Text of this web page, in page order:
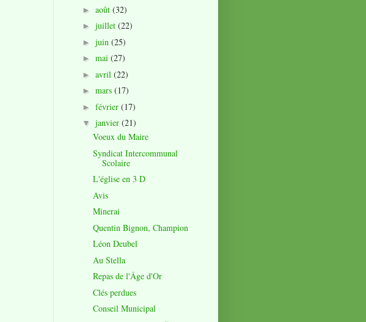
► août (32)
► juillet (22)
► juin (25)
► mai (27)
► avril (22)
► mars (17)
► février (17)
▼ janvier (21)
Voeux du Maire
Syndicat Intercommunal
Scolaire
L'église en 3 D
Avis
Minerai
Quentin Bignon, Champion
Léon Deubel
Au Stella
Repas de l'Âge d'Or
Clés perdues
Conseil Municipal